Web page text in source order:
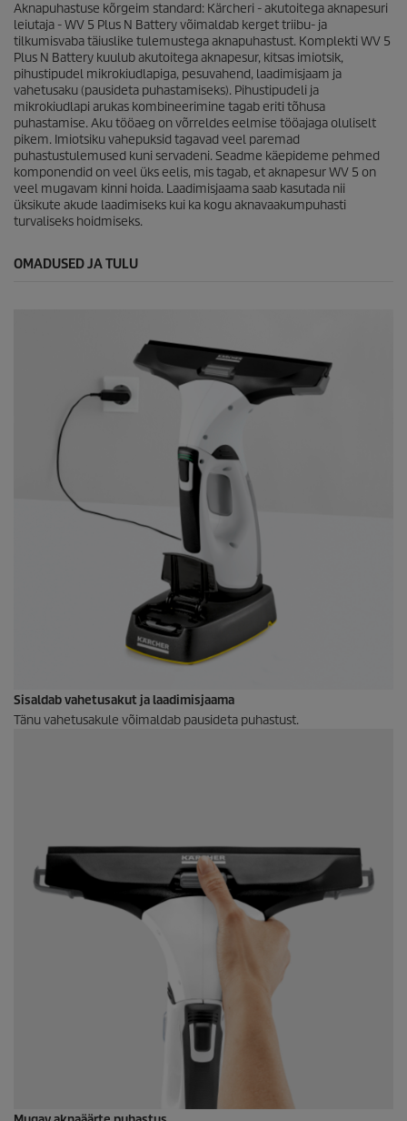
e
Aknapuhastuse kõrgeim standard: Kärcheri - akutoitega aknapesuri
leiutaja - WV 5 Plus N Battery võimaldab kerget triibu- ja
tilkumisvaba täiuslike tulemustega aknapuhastust. Komplekti WV 5
Plus N Battery kuulub akutoitega aknapesur, kitsas imiotsik,
pihustipudel mikrokiudlapiga, pesuvahend, laadimisjaam ja
vahetusaku (pausideta puhastamiseks). Pihustipudeli ja
mikrokiudlapi arukas kombineerimine tagab eriti tõhusa
puhastamise. Aku tööaeg on võrreldes eelmise tööajaga oluliselt
pikem. Imiotsiku vahepuksid tagavad veel paremad
puhastustulemused kuni servadeni. Seadme käepideme pehmed
komponendid on veel üks eelis, mis tagab, et aknapesur WV 5 on
veel mugavam kinni hoida. Laadimisjaama saab kasutada nii
üksikute akude laadimiseks kui ka kogu aknavaakumpuhasti
turvaliseks hoidmiseks.
OMADUSED JA TULU
Sisaldab vahetusakut ja laadimisjaama
Tänu vahetusakule võimaldab pausideta puhastust.